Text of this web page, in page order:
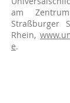
am
Straßburger
Rhein,
e.